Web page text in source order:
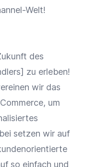
Welt!
des
zu erleben!
wir das
, um
setzen wir auf
so einfach und